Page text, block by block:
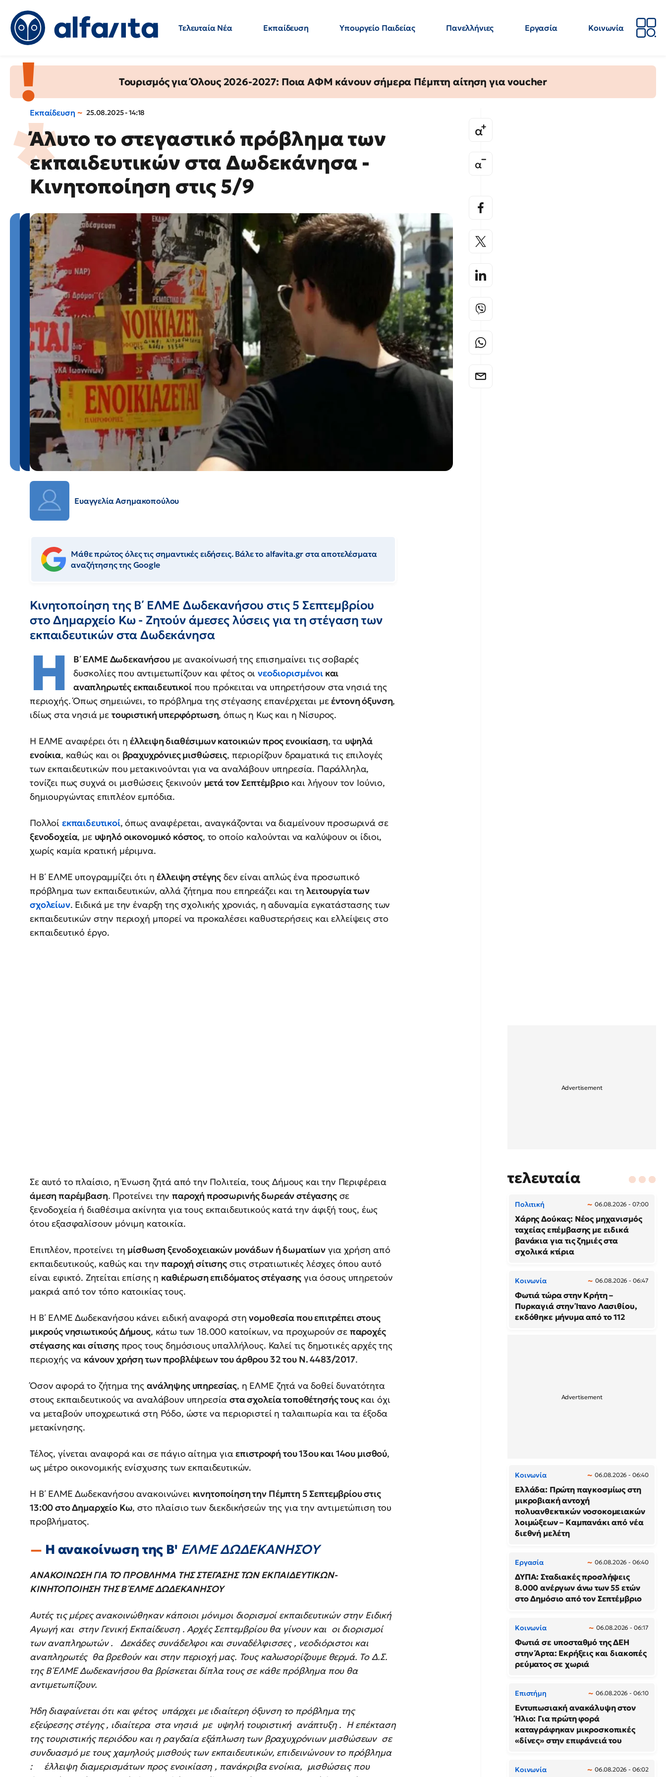
Τελευταία Νέα Εκπαίδευση Υπουργείο Παιδείας Πανελλήνιες Εργασία
Κοινωνία
Τουρισμός για Όλους 2026-2027: Ποια ΑΦΜ κάνουν σήμερα Πέμπτη αίτηση για voucher
Εκπαίδευση 25.08.2025 - 14:18
Άλυτο το στεγαστικό πρόβλημα των
εκπαιδευτικών στα Δωδεκάνησα -
Κινητοποίηση στις 5/9
Ευαγγελία Ασημακοπούλου
Μάθε πρώτος όλες τις σημαντικές ειδήσεις. Βάλε το alfavita.gr στα αποτελέσματα
αναζήτησης της Google
Κινητοποίηση της Β΄ ΕΛΜΕ Δωδεκανήσου στις 5 Σεπτεμβρίου
στο Δημαρχείο Κω - Ζητούν άμεσες λύσεις για τη στέγαση των
εκπαιδευτικών στα Δωδεκάνησα
Η Β΄ ΕΛΜΕ Δωδεκανήσουμε ανακοίνωσή της επισημαίνει τις σοβαρές
δυσκολίες που αντιμετωπίζουν και φέτος οινεοδιορισμένοι και
αναπληρωτές εκπαιδευτικοίπου πρόκειται να υπηρετήσουν στα νησιά της
περιοχής. Όπως σημειώνει, το πρόβλημα της στέγασης επανέρχεται μεέντονη όξυνση,
ιδίως στα νησιά με τουριστική υπερφόρτωση, όπως η Κως και η Νίσυρος.
Η ΕΛΜΕ αναφέρει ότι ηέλλειψη διαθέσιμων κατοικιών προς ενοικίαση, τα υψηλά
ενοίκια, καθώς και οι βραχυχρόνιες μισθώσεις, περιορίζουν δραματικά τις επιλογές
των εκπαιδευτικών που μετακινούνται για να αναλάβουν υπηρεσία. Παράλληλα,
τονίζει πως συχνά οι μισθώσεις ξεκινούν μετά τον Σεπτέμβριοκαι λήγουν τον Ιούνιο,
δημιουργώντας επιπλέον εμπόδια.
Πολλοί εκπαιδευτικοί, όπως αναφέρεται, αναγκάζονται να διαμείνουν προσωρινά σε
ξενοδοχεία, με υψηλό οικονομικό κόστος, το οποίο καλούνται να καλύψουν οι ίδιοι,
χωρίς καμία κρατική μέριμνα.
Η Β΄ ΕΛΜΕ υπογραμμίζει ότι ηέλλειψη στέγης δεν είναι απλώς ένα προσωπικό
πρόβλημα των εκπαιδευτικών, αλλά ζήτημα που επηρεάζει και τηλειτουργία των
σχολείων. Ειδικά με την έναρξη της σχολικής χρονιάς, η αδυναμία εγκατάστασης των
εκπαιδευτικών στην περιοχή μπορεί να προκαλέσει καθυστερήσεις και ελλείψεις στο
εκπαιδευτικό έργο.
Σε αυτό το πλαίσιο, η Ένωση ζητά από την Πολιτεία, τους Δήμους και την Περιφέρεια
άμεση παρέμβαση. Προτείνει τηνπαροχή προσωρινής δωρεάν στέγασηςσε
ξενοδοχεία ή διαθέσιμα ακίνητα για τους εκπαιδευτικούς κατά την άφιξή τους, έως
ότου εξασφαλίσουν μόνιμη κατοικία.
Επιπλέον, προτείνει τη μίσθωση ξενοδοχειακών μονάδων ή δωματίωνγια χρήση από
εκπαιδευτικούς, καθώς και τηνπαροχή σίτισηςστις στρατιωτικές λέσχες όπου αυτό
είναι εφικτό. Ζητείται επίσης η καθιέρωση επιδόματος στέγασης για όσους υπηρετούν
μακριά από τον τόπο κατοικίας τους.
Η Β΄ ΕΛΜΕ Δωδεκανήσου κάνει ειδική αναφορά στηνομοθεσία που επιτρέπει στους
μικρούς νησιωτικούς Δήμους, κάτω των 18.000 κατοίκων, να προχωρούν σε παροχές
στέγασης και σίτισηςπρος τους δημόσιους υπαλλήλους. Καλεί τις δημοτικές αρχές της
περιοχής να κάνουν χρήση των προβλέψεων του άρθρου 32 του Ν. 4483/2017.
Όσον αφορά το ζήτημα της ανάληψης υπηρεσίας, η ΕΛΜΕ ζητά να δοθεί δυνατότητα
στους εκπαιδευτικούς να αναλάβουν υπηρεσίαστα σχολεία τοποθέτησής τουςκαι όχι
να μεταβούν υποχρεωτικά στη Ρόδο, ώστε να περιοριστεί η ταλαιπωρία και τα έξοδα
μετακίνησης.
Τέλος, γίνεται αναφορά και σε πάγιο αίτημα γιαεπιστροφή του 13ου και 14ου μισθού,
ως μέτρο οικονομικής ενίσχυσης των εκπαιδευτικών.
Η Β΄ ΕΛΜΕ Δωδεκανήσου ανακοινώνει κινητοποίηση την Πέμπτη 5 Σεπτεμβρίου στις
13:00 στο Δημαρχείο Κω, στο πλαίσιο των διεκδικήσεών της για την αντιμετώπιση του
προβλήματος.
Η ανακοίνωση της Β' ΕΛΜΕ ΔΩΔΕΚΑΝΗΣΟΥ
ΑΝΑΚΟΙΝΩΣΗΓΙΑ ΤΟ ΠΡΟΒΛΗΜΑ ΤΗΣ ΣΤΕΓΑΣΗΣ ΤΩΝ ΕΚΠΑΙΔΕΥΤΙΚΩΝ-
ΚΙΝΗΤΟΠΟΙΗΣΗ ΤΗΣ Β΄ΕΛΜΕ ΔΩΔΕΚΑΝΗΣΟΥ
Αυτές τις μέρες ανακοινώθηκαν κάποιοι μόνιμοι διορισμοί εκπαιδευτικών στην Ειδική
Αγωγή και στην Γενική Εκπαίδευση . Αρχές Σεπτεμβρίου θα γίνουν και οι διορισμοί
των αναπληρωτών . Δεκάδες συνάδελφοι και συναδέλφισσες , νεοδιόριστοι και
αναπληρωτές θα βρεθούν και στην περιοχή μας. Τους καλωσορίζουμε θερμά. Το Δ.Σ.
της Β΄ΕΛΜΕ Δωδεκανήσου θα βρίσκεται δίπλα τους σε κάθε πρόβλημα που θα
αντιμετωπίζουν.
Ήδη διαφαίνεται ότι και φέτος υπάρχει με ιδιαίτερη όξυνση το πρόβλημα της
εξεύρεσης στέγης , ιδιαίτερα στα νησιά με υψηλή τουριστική ανάπτυξη . Η επέκταση
της τουριστικής περιόδου και η ραγδαία εξάπλωση των βραχυχρόνιων μισθώσεων σε
συνδυασμό με τους χαμηλούς μισθούς των εκπαιδευτικών, επιδεινώνουν το πρόβλημα
: έλλειψη διαμερισμάτων προς ενοικίαση , πανάκριβα ενοίκια, μισθώσεις που
τελευταία
Πολιτική 06.08.2026 - 07:00
Χάρης Δούκας: Νέος μηχανισμός
ταχείας επέμβασης με ειδικά
βανάκια για τις ζημιές στα
σχολικά κτίρια
Κοινωνία 06.08.2026 - 06:47
Φωτιά τώρα στην Κρήτη –
Πυρκαγιά στην Ίτανο Λασιθίου,
εκδόθηκε μήνυμα από το 112
Κοινωνία 06.08.2026 - 06:40
Ελλάδα: Πρώτη παγκοσμίως στη
μικροβιακή αντοχή
πολυανθεκτικών νοσοκομειακών
λοιμώξεων – Καμπανάκι από νέα
διεθνή μελέτη
Εργασία 06.08.2026 - 06:40
ΔΥΠΑ: Σταδιακές προσλήψεις
8.000 ανέργων άνω των 55 ετών
στο Δημόσιο από τον Σεπτέμβριο
Κοινωνία 06.08.2026 - 06:17
Φωτιά σε υποσταθμό της ΔΕΗ
στην Άρτα: Εκρήξεις και διακοπές
ρεύματος σε χωριά
Επιστήμη 06.08.2026 - 06:10
Εντυπωσιακή ανακάλυψη στον
Ήλιο: Για πρώτη φορά
καταγράφηκαν μικροσκοπικές
«δίνες» στην επιφάνειά του
Κοινωνία 06.08.2026 - 06:02